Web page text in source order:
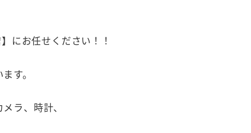
にお任せください！！
す。
ラ、時計、